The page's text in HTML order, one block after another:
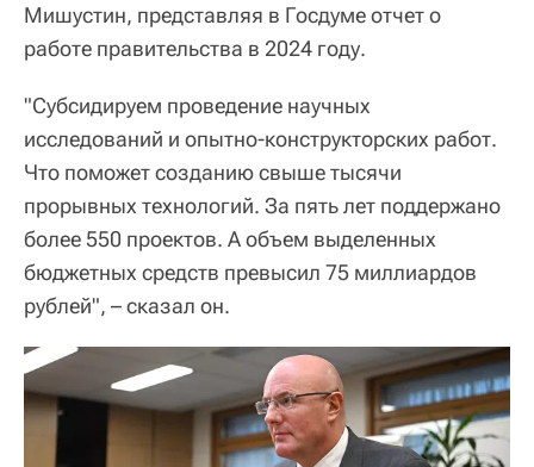
Мишустин, представляя в Госдуме отчет о
работе правительства в 2024 году.
"Субсидируем проведение научных
исследований и опытно-конструкторских работ.
Что поможет созданию свыше тысячи
прорывных технологий. За пять лет поддержано
более 550 проектов. А объем выделенных
бюджетных средств превысил 75 миллиардов
рублей", – сказал он.